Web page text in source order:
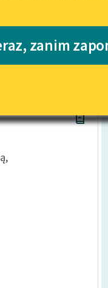
i klasyka
dla
szkolnych i
dla
inspiracje.
skandynawskiej
zanim